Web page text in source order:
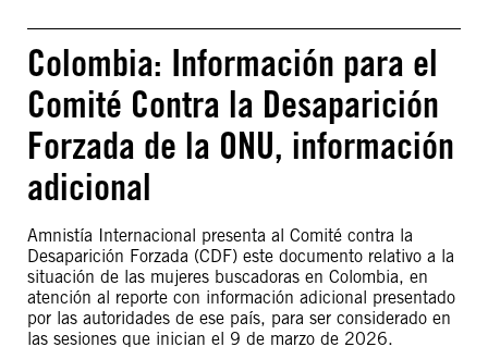
Colombia: Información para el
Comité Contra la Desaparición
Forzada de la ONU, información
adicional
Amnistía Internacional presenta al Comité contra la
Desaparición Forzada (CDF) este documento relativo a la
situación de las mujeres buscadoras en Colombia, en
atención al reporte con información adicional presentado
por las autoridades de ese país, para ser considerado en
las sesiones que inician el 9 de marzo de 2026.